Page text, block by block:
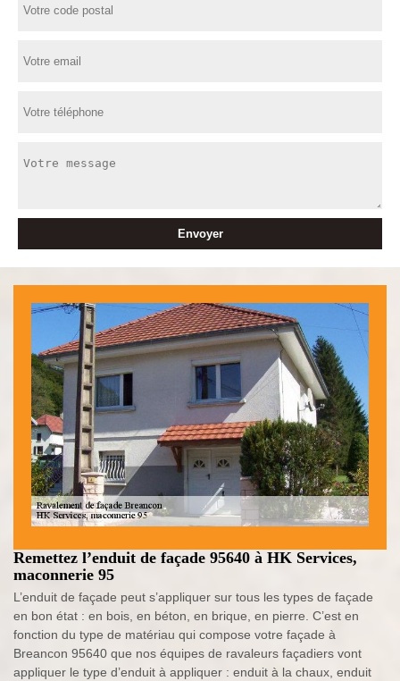
Remettez l’enduit de façade 95640 à HK Services,
maconnerie 95
L’enduit de façade peut s’appliquer sur tous les types de façade
en bon état : en bois, en béton, en brique, en pierre. C’est en
fonction du type de matériau qui compose votre façade à
Breancon 95640 que nos équipes de ravaleurs façadiers vont
appliquer le type d’enduit à appliquer : enduit à la chaux, enduit